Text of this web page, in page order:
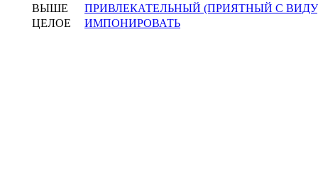
ВЫШЕ
ПРИВЛЕКАТЕЛЬНЫЙ (ПРИЯТНЫЙ С
ЦЕЛОЕ
ИМПОНИРОВАТЬ